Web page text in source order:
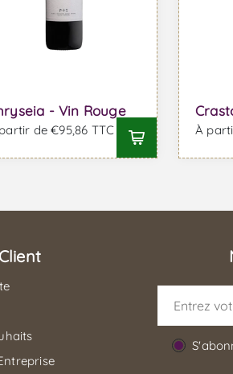
- Vin Rouge
de €95,86 TTC À